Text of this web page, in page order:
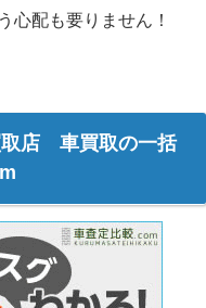
心配も要りません！
店 車買取の一括